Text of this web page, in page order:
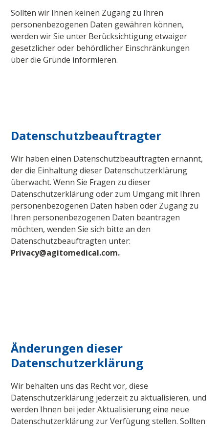
Sollten wir Ihnen keinen Zugang zu Ihren
personenbezogenen Daten gewähren können,
werden wir Sie unter Berücksichtigung etwaiger
gesetzlicher oder behördlicher Einschränkungen
über die Gründe informieren.
Datenschutzbeauftragter
Wir haben einen Datenschutzbeauftragten ernannt,
der die Einhaltung dieser Datenschutzerklärung
überwacht. Wenn Sie Fragen zu dieser
Datenschutzerklärung oder zum Umgang mit Ihren
personenbezogenen Daten haben oder Zugang zu
Ihren personenbezogenen Daten beantragen
möchten, wenden Sie sich bitte an den
Datenschutzbeauftragten unter:
Privacy@agitomedical.com.
Änderungen dieser
Datenschutzerklärung
Wir behalten uns das Recht vor, diese
Datenschutzerklärung jederzeit zu aktualisieren, und
werden Ihnen bei jeder Aktualisierung eine neue
Datenschutzerklärung zur Verfügung stellen. Sollten